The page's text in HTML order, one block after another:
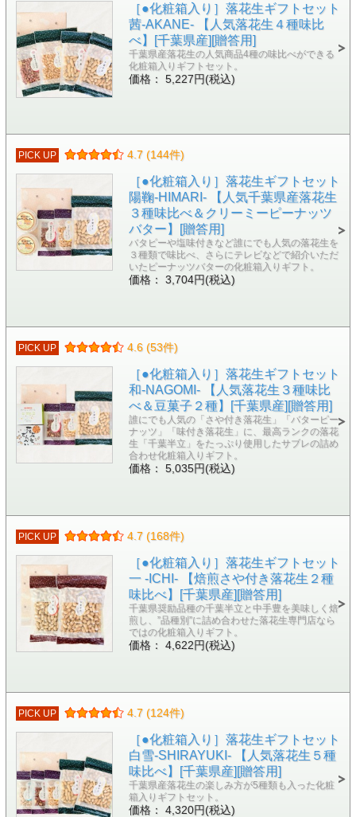
［●化粧箱入り］落花生ギフトセット
茜-AKANE- 【人気落花生４種味比
べ】[千葉県産][贈答用]
千葉県産落花生の人気商品4種の味比べができる
化粧箱入りギフトセット。
価格： 5,227円(税込)
PICK UP 4.7 (144件)
［●化粧箱入り］落花生ギフトセット
陽鞠-HIMARI- 【人気千葉県産落花生
３種味比べ＆クリーミーピーナッツ
バター】[贈答用]
バタピーや塩味付きなど誰にでも人気の落花生を
３種類で味比べ、さらにテレビなどで紹介いただ
いたピーナッツバターの化粧箱入りギフト。
価格： 3,704円(税込)
PICK UP 4.6 (53件)
［●化粧箱入り］落花生ギフトセット
和-NAGOMI- 【人気落花生３種味比
べ＆豆菓子２種】[千葉県産][贈答用]
誰にでも人気の「さや付き落花生」「バターピー
ナッツ」「味付き落花生」に、最高ランクの落花
生「千葉半立」をたっぷり使用したサブレの詰め
合わせ化粧箱入りギフト。
価格： 5,035円(税込)
PICK UP 4.7 (168件)
［●化粧箱入り］落花生ギフトセット
一 -ICHI- 【焙煎さや付き落花生２種
味比べ】[千葉県産][贈答用]
千葉県奨励品種の千葉半立と中手豊を美味しく焙
煎し、”品種別”に詰め合わせた落花生専門店なら
ではの化粧箱入りギフト。
価格： 4,622円(税込)
PICK UP 4.7 (124件)
［●化粧箱入り］落花生ギフトセット
白雪-SHIRAYUKI- 【人気落花生５種
味比べ】[千葉県産][贈答用]
千葉県産落花生の楽しみ方が5種類も入った化粧
箱入りギフトセット。
価格： 4,320円(税込)